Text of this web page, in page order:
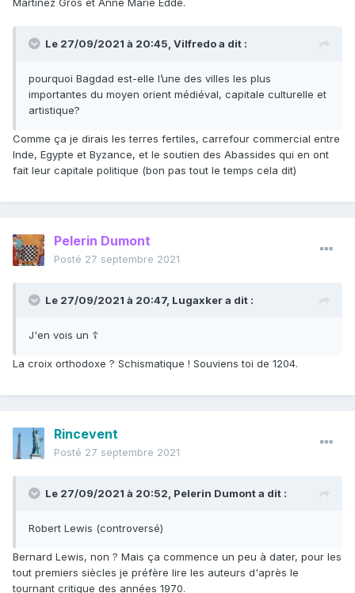
Martinez Gros et Anne Marie Eddé.
Le 27/09/2021 à 20:45, Vilfredoa dit :
pourquoi Bagdad est-elle l’une des villes les plus
importantes du moyen orient médiéval, capitale culturelle et
artistique?
Comme ça je dirais les terres fertiles, carrefour commercial entre
Inde, Egypte et Byzance, et le soutien des Abassides qui en ont
fait leur capitale politique (bon pas tout le temps cela dit)
Pelerin Dumont
Posté 27 septembre 2021
Le 27/09/2021 à 20:47, Lugaxkera dit :
J'en vois un ☦
La croix orthodoxe ? Schismatique ! Souviens toi de 1204.
Rincevent
Posté 27 septembre 2021
Le 27/09/2021 à 20:52, Pelerin Dumonta dit :
Robert Lewis (controversé)
Bernard Lewis, non ? Mais ça commence un peu à dater, pour les
tout premiers siècles je préfère lire les auteurs d'après le
tournant critique des années 1970.